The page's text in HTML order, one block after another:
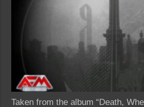
Taken from the album “Death,